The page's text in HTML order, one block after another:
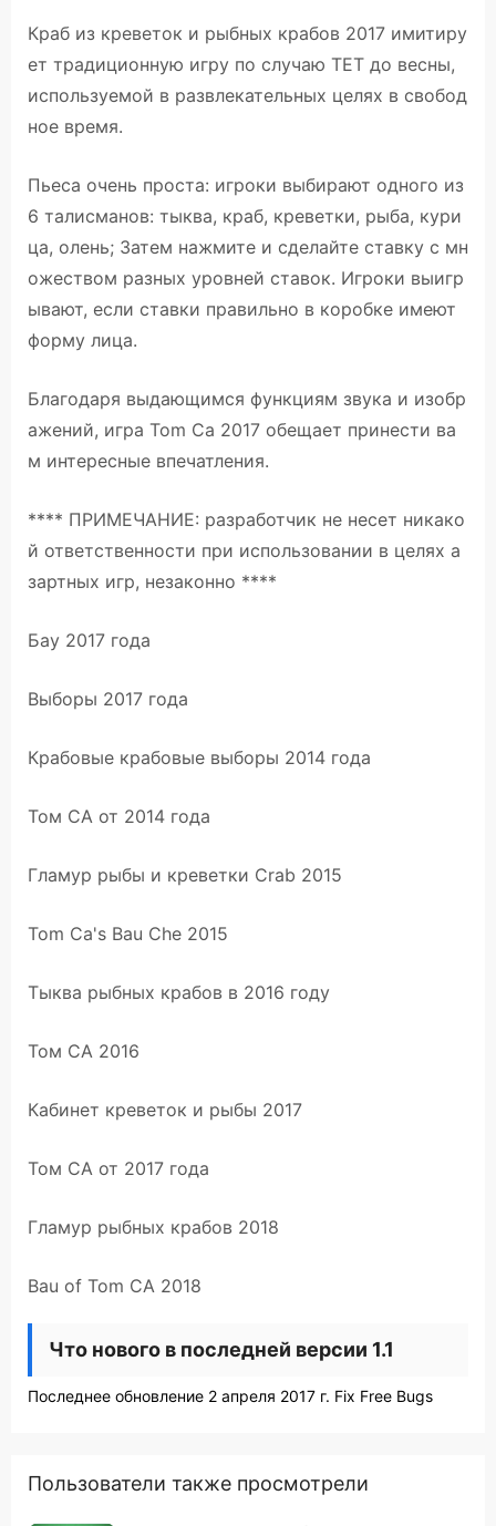
Краб из креветок и рыбных крабов 2017 имитиру
ет традиционную игру по случаю TET до весны,
используемой в развлекательных целях в свобод
ное время.
Пьеса очень проста: игроки выбирают одного из
6 талисманов: тыква, краб, креветки, рыба, кури
ца, олень; Затем нажмите и сделайте ставку с мн
ожеством разных уровней ставок. Игроки выигр
ывают, если ставки правильно в коробке имеют
форму лица.
Благодаря выдающимся функциям звука и изобр
ажений, игра Tom Ca 2017 обещает принести ва
м интересные впечатления.
**** ПРИМЕЧАНИЕ: разработчик не несет никако
й ответственности при использовании в целях а
зартных игр, незаконно ****
Бау 2017 года
Выборы 2017 года
Крабовые крабовые выборы 2014 года
Том CA от 2014 года
Гламур рыбы и креветки Crab 2015
Tom Ca's Bau Che 2015
Тыква рыбных крабов в 2016 году
Том CA 2016
Кабинет креветок и рыбы 2017
Том CA от 2017 года
Гламур рыбных крабов 2018
Bau of Tom CA 2018
Что нового в последней версии 1.1
Последнее обновление 2 апреля 2017 г. Fix Free Bugs
Пользователи также просмотрели